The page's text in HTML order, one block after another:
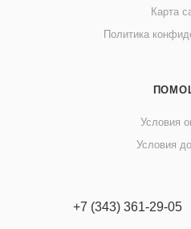
Карта
Политика
Условия
Условия
+7 (343) 361-29-05